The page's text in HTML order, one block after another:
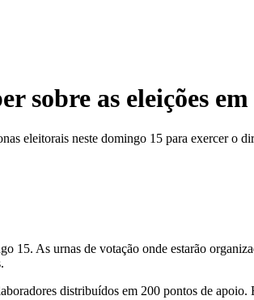
sobre as eleições
eleitorais neste domingo 15 para exercer o
As urnas de votação onde estarão
distribuídos em 200 pontos de